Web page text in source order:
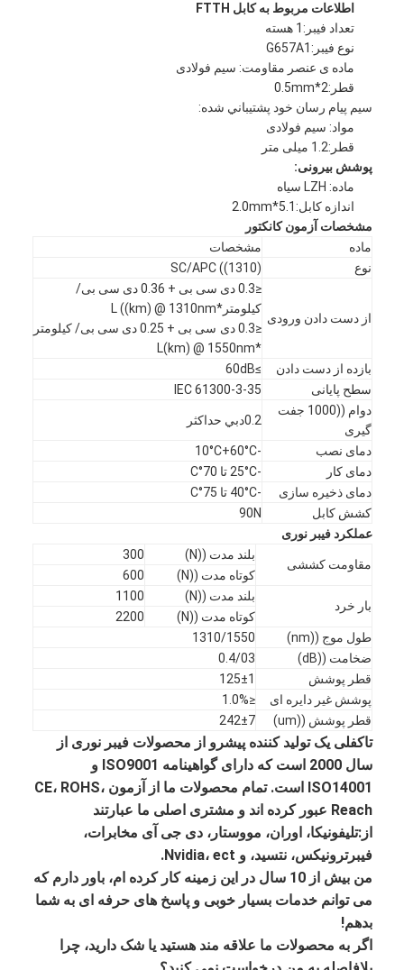
خانه
محصولات
درباره ما
با ما تماس بگیرید
اخبار
حالا حرف بزن
MPO MTP
WDM MUX DEMUX
تقسیم کننده فیبر نوری PLC
کابل فیبر نوری
اطلاعات مربوط به کابل FTTH
تعداد فیبر:1 هسته
نوع فیبر:G657A1
ماده ی عنصر مقاومت: سیم فولادی
قطر:0.5mm*2
سيم پيام رسان خود پشتيباني شده:
مواد: سیم فولادی
قطر:1.2 میلی متر
پوشش بیرونی:
ماده: LZH سیاه
اندازه کابل:5.1*2.0mm
مشخصات آزمون کانکتور
ماده
مشخصات
نوع
SC/APC ((1310)
از دست دادن ورودی
≤0.3 دی سی بی + 0.36 دی سی بی/
کیلومتر*L ((km) @ 1310nm
≤0.3 دی سی بی + 0.25 دی سی بی/ کیلومتر
*L(km) @ 1550nm
بازده از دست دادن
≥60dB
سطح پایانی
IEC 61300-3-35
دوام ((1000 جفت
گیری
0.2دبي حداکثر
دمای نصب
-10°C+60°C
دمای کار
-25°C تا 70°C
دمای ذخیره سازی
-40°C تا 75°C
کشش کابل
90N
عملکرد فیبر نوری
مقاومت کششی
بلند مدت ((N)
300
کوتاه مدت ((N)
600
بار خرد
بلند مدت ((N)
1100
کوتاه مدت ((N)
2200
طول موج ((nm)
1310/1550
ضخامت ((dB)
0.4/03
قطر پوشش
125±1
پوشش غیر دایره ای
≤1.0%
قطر پوشش ((um)
242±7
تاکفلی یک تولید کننده پیشرو از محصولات فیبر نوری از
سال 2000 است که دارای گواهینامه ISO9001 و
ISO14001 است. تمام محصولات ما از آزمون CE، ROHS،
Reach عبور کرده اند و مشتری اصلی ما عبارتند
از:تلیفونیکا، اوران، مووستار، دی جی آی مخابرات،
فیبرترونیکس، نتسید، و Nvidia، ect.
من بیش از 10 سال در این زمینه کار کرده ام، باور دارم که
می توانم خدمات بسیار خوبی و پاسخ های حرفه ای به شما
بدهم!
اگر به محصولات ما علاقه مند هستید یا شک دارید، چرا